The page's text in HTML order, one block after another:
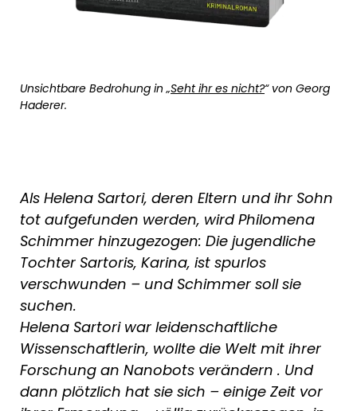
Unsichtbare Bedrohung in „Seht ihr es nicht?“ von Georg
Haderer.
Als Helena Sartori, deren Eltern und ihr Sohn
tot aufgefunden werden, wird Philomena
Schimmer hinzugezogen: Die jugendliche
Tochter Sartoris, Karina, ist spurlos
verschwunden – und Schimmer soll sie
suchen.
Helena Sartori war leidenschaftliche
Wissenschaftlerin, wollte die Welt mit ihrer
Forschung an Nanobots verändern . Und
dann plötzlich hat sie sich – einige Zeit vor